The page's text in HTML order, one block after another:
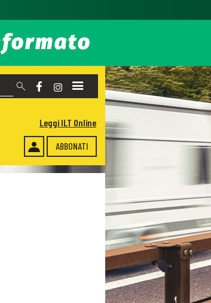
ABBONATI
Leggi ILT Online